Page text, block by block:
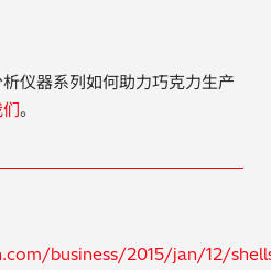
仪器系列如何助力巧克力生产
。
business/2015/jan/12/